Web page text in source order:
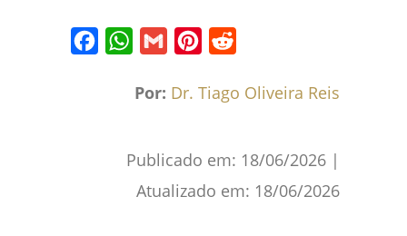
FacebookWhatsApp
Gmail Pinterest
Por: Dr. Tiago Oliveira Reis
Publicado em: 18/06/2026 |
Atualizado em: 18/06/2026